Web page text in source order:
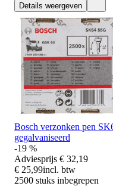
Details weergeven
Bosch verzonken pen
gegalvaniseerd
-19 %
Adviesprijs € 32,19
€ 25,99incl. btw
2500 stuks inbegrepen